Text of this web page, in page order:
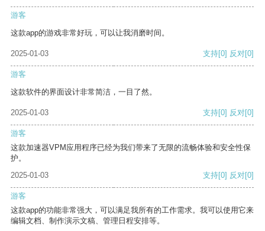
游客
这款app的游戏非常好玩，可以让我消磨时间。
2025-01-03 支持[0] 反对[0]
游客
这款软件的界面设计非常简洁，一目了然。
2025-01-03 支持[0] 反对[0]
游客
这款加速器VPM应用程序已经为我们带来了无限的流畅体验和安全性保
护。
2025-01-03
支持[0] 反对[0]
游客
这款app的功能非常强大，可以满足我所有的工作需求。我可以使用它来
编辑文档、制作演示文稿、管理日程安排等。